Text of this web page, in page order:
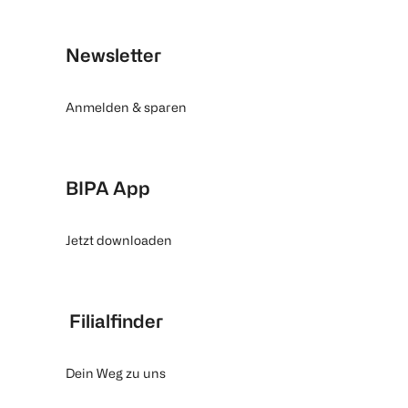
Newsletter
Anmelden & sparen
BIPA App
Jetzt downloaden
Filialfinder
Dein Weg zu uns